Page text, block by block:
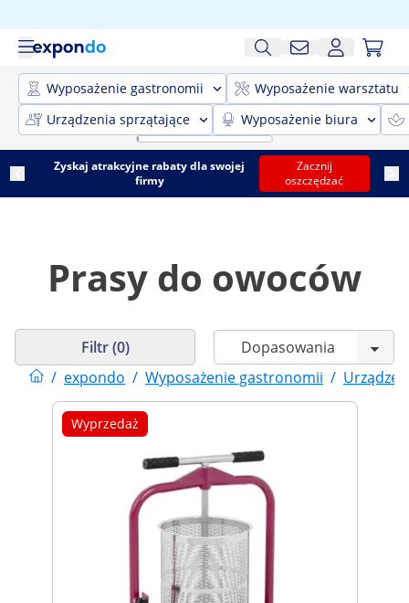
Wyposażenie gastronomii
Wyposażenie warsztatu
Urządzenia sprzątające
Wyposażenie biura
Zyskaj atrakcyjne rabaty dla swojej
firmy
Zacznij
oszczędzać
Prasy do owoców
/ expondo / Wyposażenie gastronomii /
Filtr (0)
Wyprzedaż